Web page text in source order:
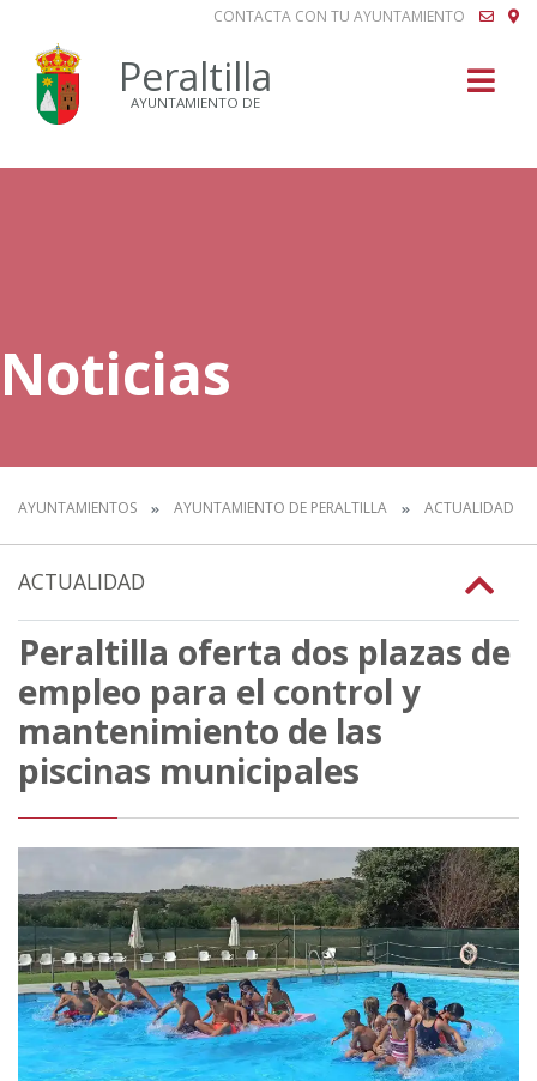
CONTACTA CON TU AYUNTAMIENTO
Peraltilla
AYUNTAMIENTO DE
Noticias
AYUNTAMIENTOS AYUNTAMIENTO DE PERALTILLA ACTUALIDAD
ACTUALIDAD
Peraltilla oferta dos plazas de
empleo para el control y
mantenimiento de las
piscinas municipales